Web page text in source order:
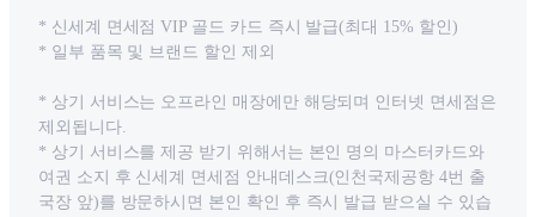
* 신세계 면세점 VIP 골드 카드 즉시 발급(최대 15% 할인)
* 일부 품목 및 브랜드 할인 제외
* 상기 서비스는 오프라인 매장에만 해당되며 인터넷 면세점은
제외됩니다.
* 상기 서비스를 제공 받기 위해서는 본인 명의 마스터카드와
여권 소지 후 신세계 면세점 안내데스크(인천국제공항 4번 출
국장 앞)를 방문하시면 본인 확인 후 즉시 발급 받으실 수 있습